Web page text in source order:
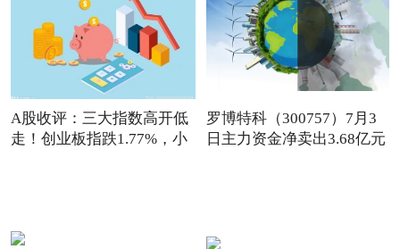
A股收评：三大指数高开低
走！创业板指跌1.77%，小
罗博特科（300757）7月3
日主力资金净卖出3.68亿元